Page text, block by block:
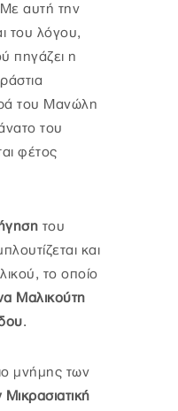
αυτή την
του λόγου,
πηγάζει η
του Μανώλη
του
φέτος
του
και
το οποίο
Μαλικούτη
.
μνήμης των